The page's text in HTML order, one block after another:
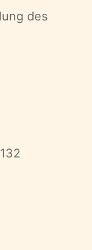
des